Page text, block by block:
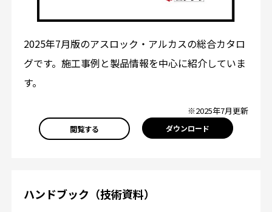
2025年7月版のアスロック・アルカスの総合カタロ
グです。施工事例と製品情報を中心に紹介していま
す。
※2025年7月更新
閲覧する ダウンロード
ハンドブック（技術資料）